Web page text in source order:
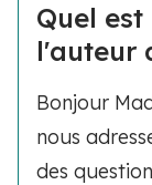
Quel
l'auteur
Bonjour
nous
des